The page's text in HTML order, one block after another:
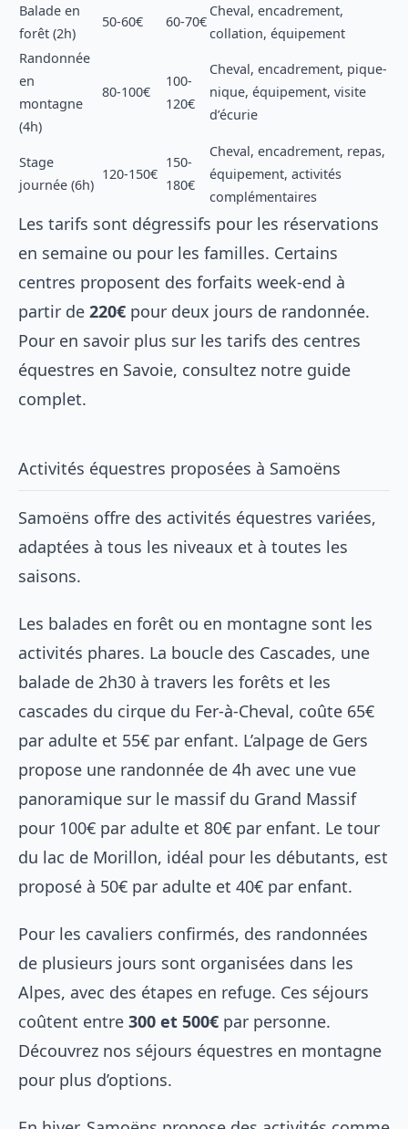
Balade en
forêt (2h)
50-60€ 60-70€
Cheval, encadrement,
collation, équipement
Randonnée
en
montagne
(4h)
80-100€
100-
120€
Cheval, encadrement, pique-
nique, équipement, visite
d’écurie
Stage
journée (6h)
120-150€
150-
180€
Cheval, encadrement, repas,
équipement, activités
complémentaires
Les tarifs sont dégressifs pour les réservations
en semaine ou pour les familles. Certains
centres proposent des forfaits week-end à
partir de 220€ pour deux jours de randonnée.
Pour en savoir plus sur les tarifs des centres
équestres en Savoie, consultez notre guide
complet.
Activités équestres proposées à Samoëns
Samoëns offre des activités équestres variées,
adaptées à tous les niveaux et à toutes les
saisons.
Les balades en forêt ou en montagne sont les
activités phares. La boucle des Cascades, une
balade de 2h30 à travers les forêts et les
cascades du cirque du Fer-à-Cheval, coûte 65€
par adulte et 55€ par enfant. L’alpage de Gers
propose une randonnée de 4h avec une vue
panoramique sur le massif du Grand Massif
pour 100€ par adulte et 80€ par enfant. Le tour
du lac de Morillon, idéal pour les débutants, est
proposé à 50€ par adulte et 40€ par enfant.
Pour les cavaliers confirmés, des randonnées
de plusieurs jours sont organisées dans les
Alpes, avec des étapes en refuge. Ces séjours
coûtent entre 300 et 500€ par personne.
Découvrez nos séjours équestres en montagne
pour plus d’options.